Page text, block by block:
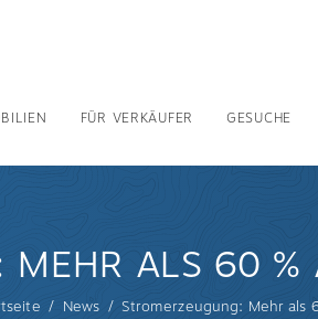
FÜR VERKÄUFER GESUCHE
ALS 60 %
News Stromerzeugung: Mehr als